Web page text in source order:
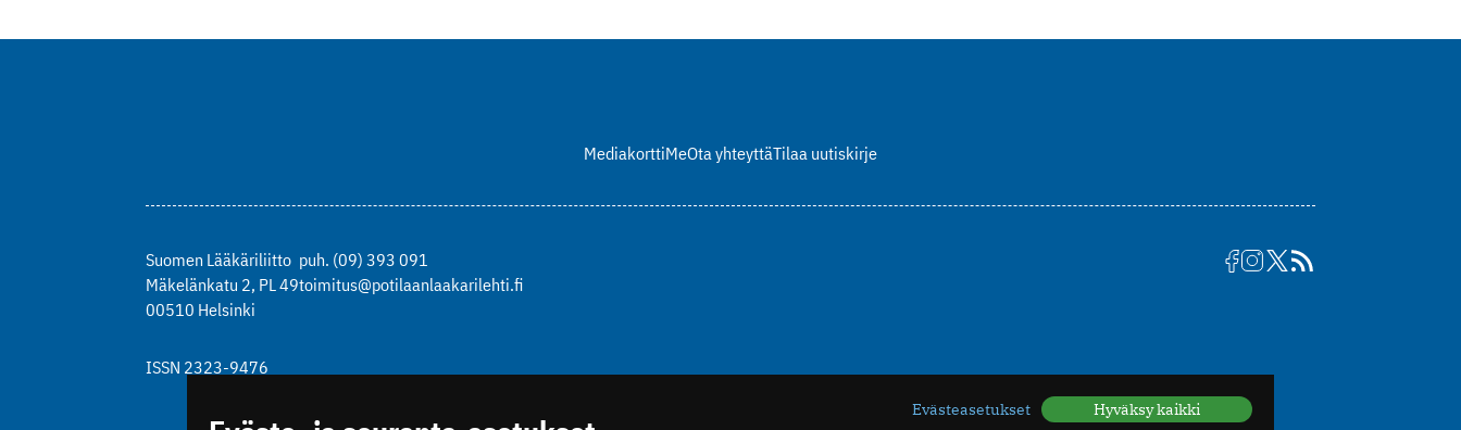
MediakorttiMeOta yhteyttäTilaa uutiskirje
Suomen Lääkäriliitto
Mäkelänkatu 2, PL 49
00510 Helsinki
puh. (09) 393 091
toimitus@potilaanlaakarilehti.fi
ISSN 2323-9476
Evästeasetukset Hyväksy kaikki